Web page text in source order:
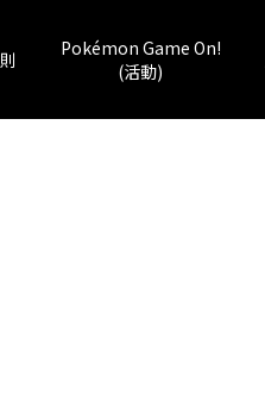
Pokémon Game On!
(活動)